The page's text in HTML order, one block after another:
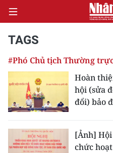
CHÍNH TRỊ
KINH TẾ
XÃ HỘI
TAGS
#Phó Chủ tịch Thường
Hoàn
hội (sửa
đổi) bảo
[Ảnh]
chức